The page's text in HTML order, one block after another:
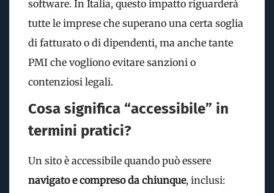
software. In Italia, questo impatto riguarderà
tutte le imprese che superano una certa soglia
di fatturato o di dipendenti, ma anche tante
PMI che vogliono evitare sanzioni o
contenziosi legali.
Cosa significa “accessibile” in
termini pratici?
Un sito è accessibile quando può essere
navigato e compreso da chiunque, inclusi: